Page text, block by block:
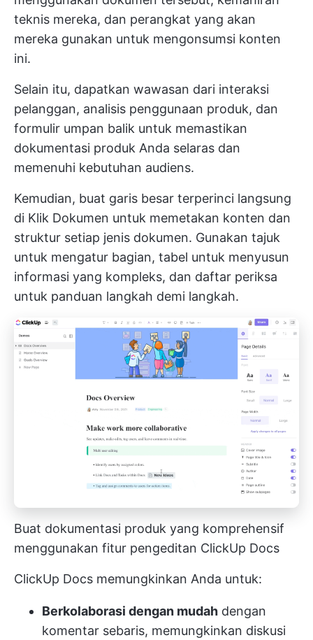
teknis mereka, dan perangkat yang akan
mereka gunakan untuk mengonsumsi konten
ini.
Selain itu, dapatkan wawasan dari interaksi
pelanggan, analisis penggunaan produk, dan
formulir umpan balik untuk memastikan
dokumentasi produk Anda selaras dan
memenuhi kebutuhan audiens.
Kemudian, buat garis besar terperinci langsung
di Klik Dokumen untuk memetakan konten dan
struktur setiap jenis dokumen. Gunakan tajuk
untuk mengatur bagian, tabel untuk menyusun
informasi yang kompleks, dan daftar periksa
untuk panduan langkah demi langkah.
Buat dokumentasi produk yang komprehensif
menggunakan fitur pengeditan ClickUp Docs
ClickUp Docs memungkinkan Anda untuk:
Berkolaborasi dengan mudah dengan
komentar sebaris, memungkinkan diskusi